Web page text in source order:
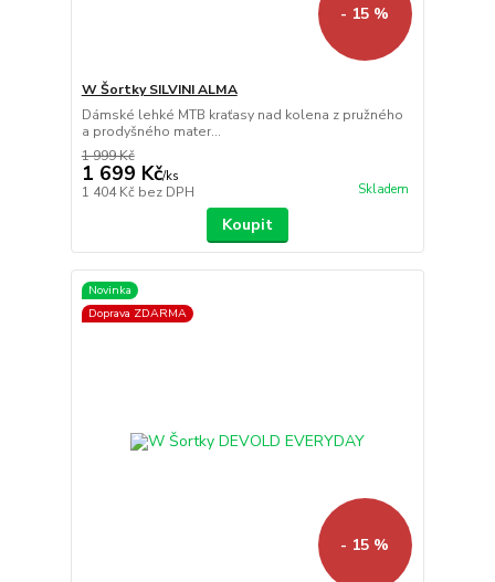
- 15 %
W Šortky SILVINI ALMA
Dámské lehké MTB kraťasy nad kolena z pružného
a prodyšného mater...
1 999 Kč
1 699 Kč/ks
1 404 Kč bez DPH Skladem
Koupit
Novinka
Doprava ZDARMA
- 15 %